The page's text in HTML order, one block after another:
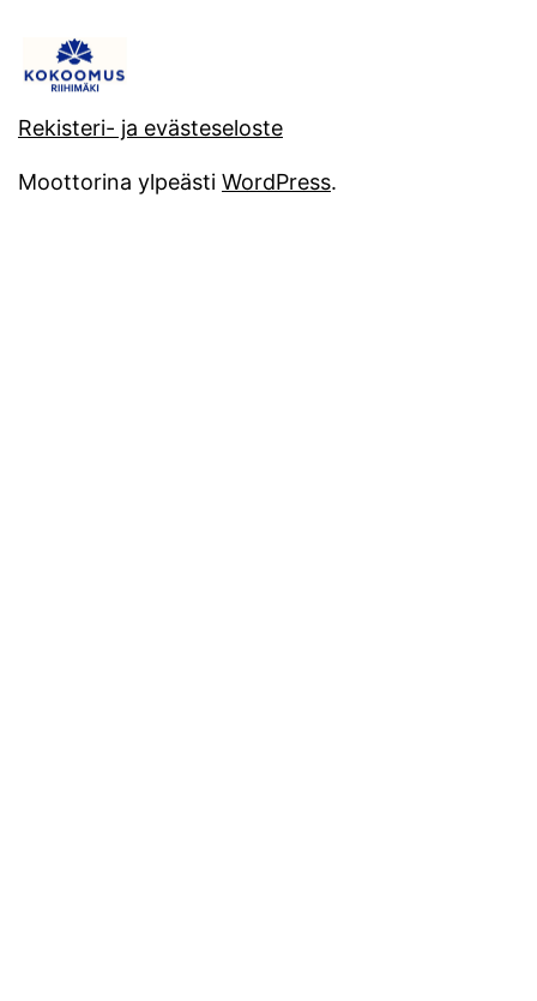
Rekisteri- ja evästeseloste
Moottorina ylpeästi WordPress.